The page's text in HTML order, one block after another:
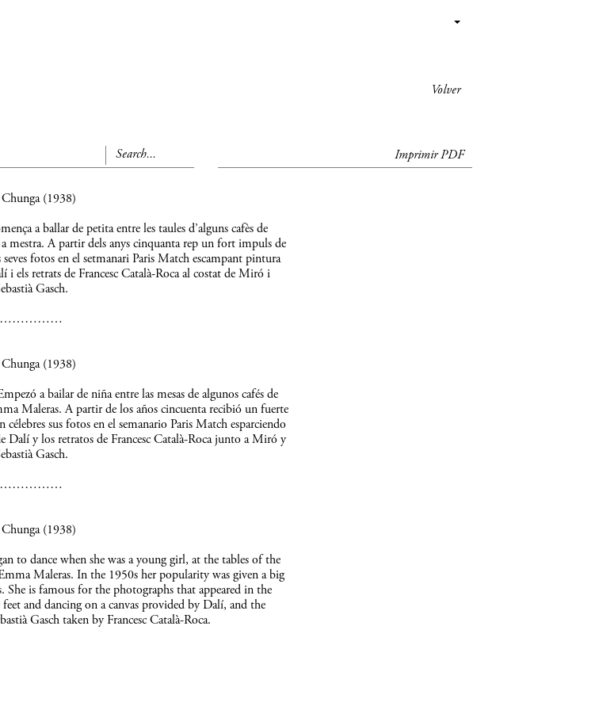
Volver
Imprimir PDF
(1938)
a ballar de petita entre les taules d’alguns cafès de
mestra. A partir dels anys cinquanta rep un fort impuls de
fotos en el setmanari Paris Match escampant pintura
i els retrats de Francesc Català-Roca al costat de Miró i
Gasch.
……………
(1938)
a bailar de niña entre las mesas de algunos cafés de
Maleras. A partir de los años cincuenta recibió un fuerte
sus fotos en el semanario Paris Match esparciendo
Dalí y los retratos de Francesc Català-Roca junto a Miró y
Gasch.
……………
(1938)
to dance when she was a young girl, at the tables of the
Maleras. In the 1950s her popularity was given a big
She is famous for the photographs that appeared in the
and dancing on a canvas provided by Dalí, and the
Gasch taken by Francesc Català-Roca.